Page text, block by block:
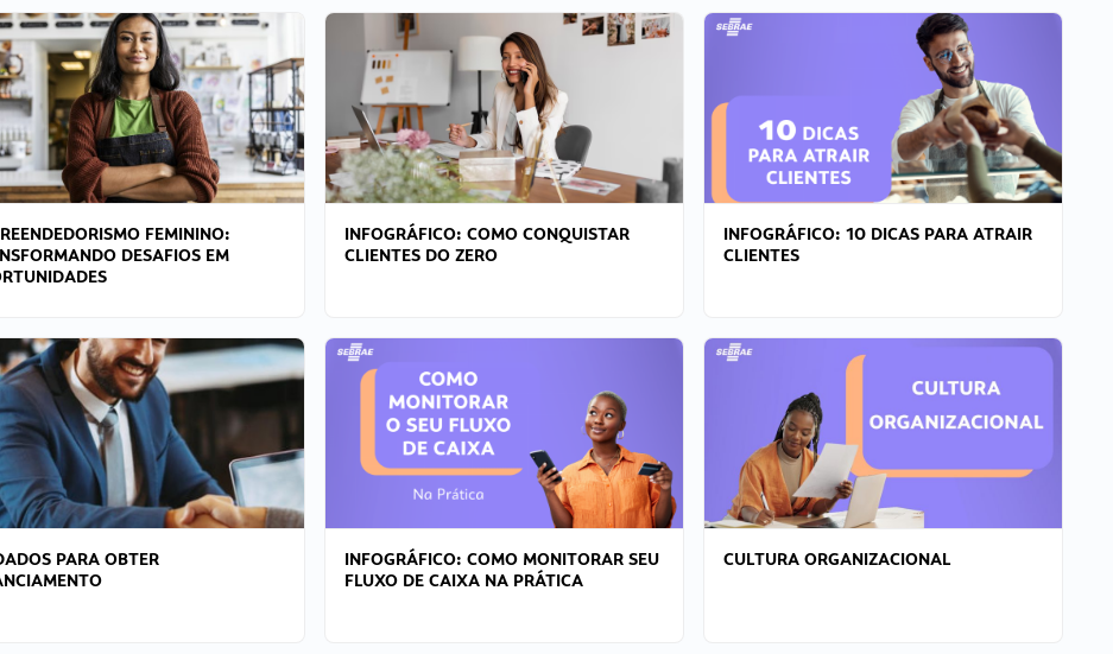
FEMININO:
DESAFIOS EM
INFOGRÁFICO: COMO CONQUISTAR
CLIENTES DO ZERO
INFOGRÁFICO: 10 DICAS PARA ATRAIR
CLIENTES
PARA OBTER
INFOGRÁFICO: COMO MONITORAR SEU
FLUXO DE CAIXA NA PRÁTICA
CULTURA ORGANIZACIONAL